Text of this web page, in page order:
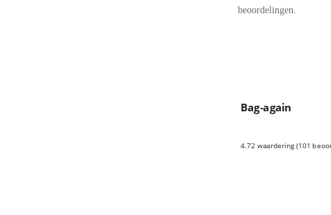
beoordelingen.
Bag-again
4.72 waardering(101